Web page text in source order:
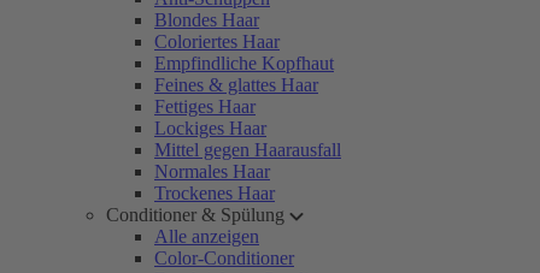
Blondes Haar
Coloriertes Haar
Empfindliche Kopfhaut
Feines & glattes Haar
Fettiges Haar
Lockiges Haar
Mittel gegen Haarausfall
Normales Haar
Trockenes Haar
Conditioner & Spülung
Alle anzeigen
Color-Conditioner